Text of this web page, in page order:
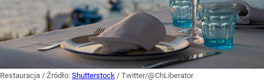
Restauracja / Źródło: Shutterstock / Twitter/@ChLiberator